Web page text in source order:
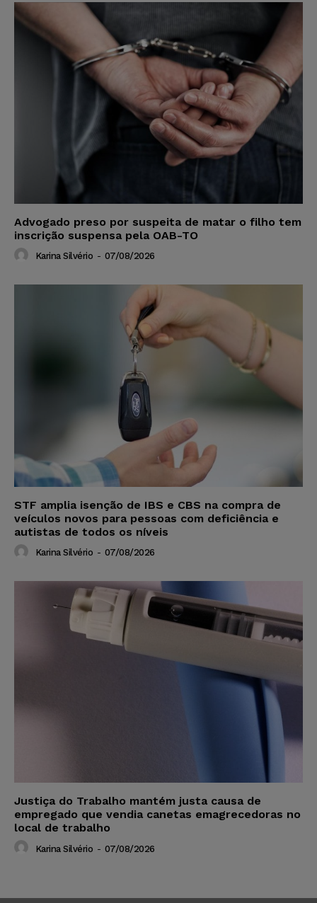
Advogado preso por suspeita de matar o filho tem
inscrição suspensa pela OAB-TO
Karina Silvério - 07/08/2026
STF amplia isenção de IBS e CBS na compra de
veículos novos para pessoas com deficiência e
autistas de todos os níveis
Karina Silvério - 07/08/2026
Justiça do Trabalho mantém justa causa de
empregado que vendia canetas emagrecedoras no
local de trabalho
Karina Silvério - 07/08/2026